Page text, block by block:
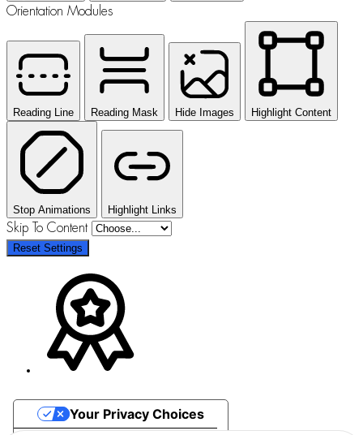
Orientation Modules
Reading Line Reading Mask Hide Images Highlight Content
Stop Animations Highlight Links
Skip To Content
Reset Settings
Your Privacy Choices